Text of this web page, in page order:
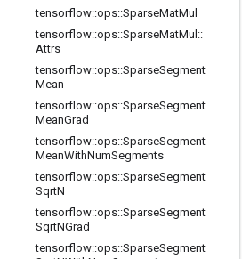
tensorflow::ops::SparseMatMul
tensorflow::ops::SparseMatMul ::
Attrs
tensorflow::ops::SparseSegment
Mean
tensorflow::ops::SparseSegment
MeanGrad
tensorflow::ops::SparseSegment
MeanWithNumSegments
tensorflow::ops::SparseSegment
SqrtN
tensorflow::ops::SparseSegment
SqrtNGrad
tensorflow::ops::SparseSegment